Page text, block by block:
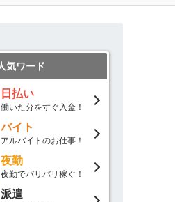
気ワード
日払い
働いた分をすぐ入金！
バイト
アルバイトのお仕事！
夜勤
夜勤でバリバリ稼ぐ！
派遣